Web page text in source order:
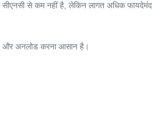
सीएनसी से कम नहीं है, लेकिन लागत अधिक फायदेमंद
और अनलोड करना आसान है।